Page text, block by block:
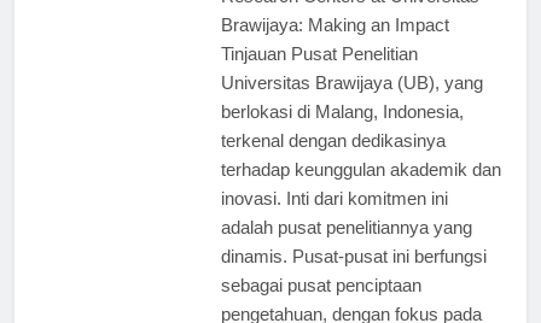
Research Centers at Universitas
Brawijaya: Making an Impact
Tinjauan Pusat Penelitian
Universitas Brawijaya (UB), yang
berlokasi di Malang, Indonesia,
terkenal dengan dedikasinya
terhadap keunggulan akademik dan
inovasi. Inti dari komitmen ini
adalah pusat penelitiannya yang
dinamis. Pusat-pusat ini berfungsi
sebagai pusat penciptaan